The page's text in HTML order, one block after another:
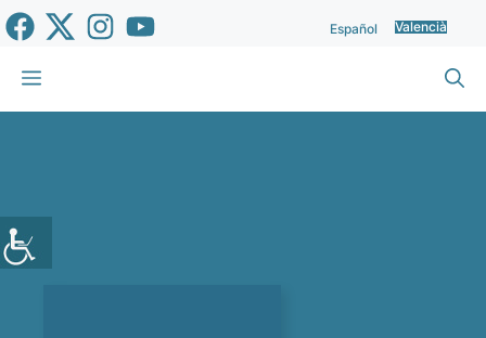
Vés
al
contingut
Español Valencià
Menu